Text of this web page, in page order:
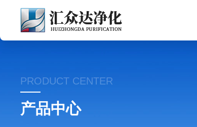
PRODUCT CENTER
产品中心